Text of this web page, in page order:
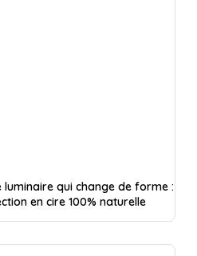
luminaire qui change de forme :
en cire 100% naturelle